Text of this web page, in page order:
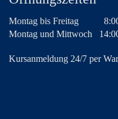
Montag bis Freitag
Montag und Mittwoch
Kursanmeldung 24/7 per